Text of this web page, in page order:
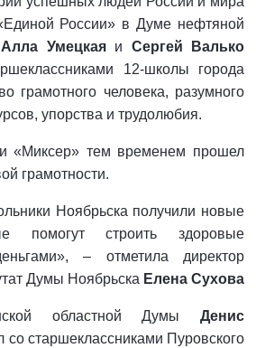
России» в Думе нефтяной
Алла Умецкаяи Сергей Валько
12-школы города
грамотного человека, разумного
упорства и трудолюбия.
«Миксер» тем временем прошел
грамотности.
Ноябрьска получили новые
помогут строить здоровые
– отметила директор
Думы Ноябрьска Елена Сухова
областной Думы Денис
со старшеклассниками Пуровского